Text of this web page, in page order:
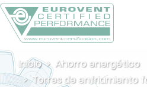
Inicio
Ahorro energético
Torres de enfriamiento